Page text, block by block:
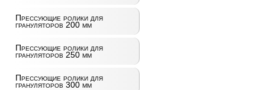
Прессующие ролики для
грануляторов 200 мм
Прессующие ролики для
грануляторов 250 мм
Прессующие ролики для
грануляторов 300 мм